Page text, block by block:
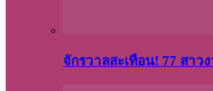
จักรวาลสะเทือน! 77 สาว